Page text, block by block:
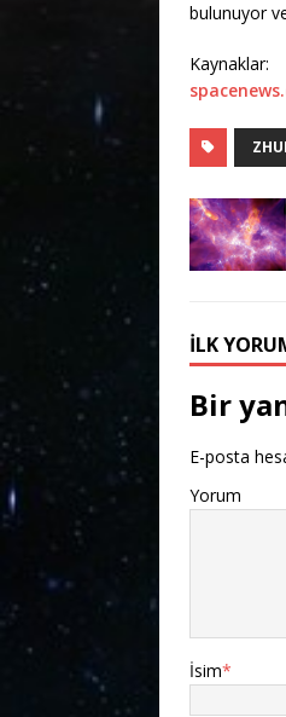
bulunuyor
Kaynaklar:
İLK
Bir
E-posta
Yorum
İsim*